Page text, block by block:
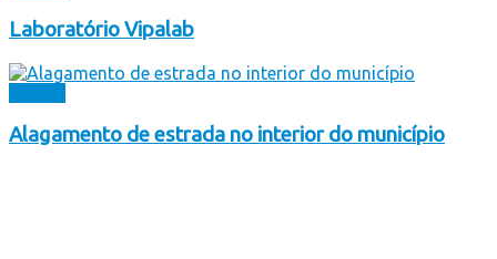
Laboratório Vipalab
Alagamento de estrada no interior do município